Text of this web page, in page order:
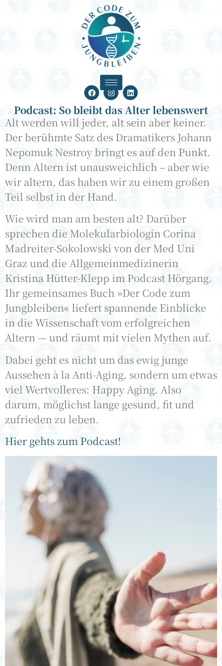
Podcast: So bleibt das Alter lebenswert
Alt werden will jeder, alt sein aber keiner.
Der berühmte Satz des Dramatikers Johann
Nepomuk Nestroy bringt es auf den Punkt.
Denn Altern ist unausweichlich – aber wie
wir altern, das haben wir zu einem großen
Teil selbst in der Hand.
Wie wird man am besten alt? Darüber
sprechen die Molekularbiologin Corina
Madreiter-Sokolowski von der Med Uni
Graz und die Allgemeinmedizinerin
Kristina Hütter-Klepp im Podcast Hörgang.
Ihr gemeinsames Buch »Der Code zum
Jungbleiben« liefert spannende Einblicke
in die Wissenschaft vom erfolgreichen
Altern — und räumt mit vielen Mythen auf.
Dabei geht es nicht um das ewig junge
Aussehen à la Anti-Aging, sondern um etwas
viel Wertvolleres: Happy Aging. Also
darum, möglichst lange gesund, fit und
zufrieden zu leben.
Hier gehts zum Podcast!